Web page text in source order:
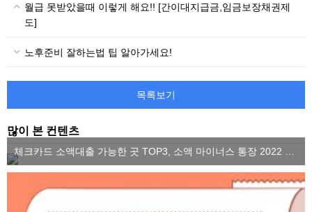
월급 못받았을때 이렇게 해요!! [간이대지급금,임금보장채권제
도]
노후준비 잘하는법 팁 알아가세요!
목록보기
많이 본 컨텐츠
체크카드 소액대출 가능한 곳 TOP3, 소액 마이너스 통장 2022 ver.